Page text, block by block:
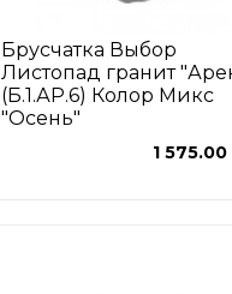
Брусчатка Выбор
Листопад гранит
(Б.1.АР.6) Колор Микс
"Осень"
1